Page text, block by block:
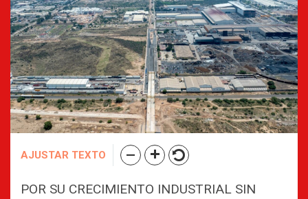
AJUSTAR TEXTO
POR SU CRECIMIENTO INDUSTRIAL SIN